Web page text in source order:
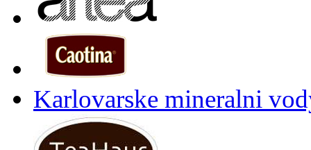
Karlovarske mineralni